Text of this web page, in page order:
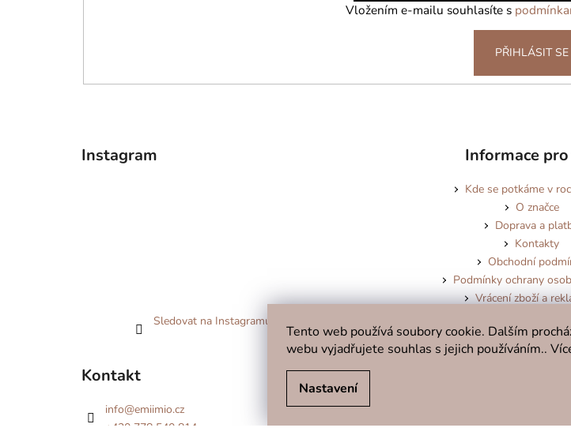
Tento web používá soubory cookie. Dalším
webu vyjadřujete souhlas s jejich používáním..
Nastavení
Vložením e-mailu souhlasíte s
PŘIHLÁSIT SE
Instagram
Sledovat na Instagramu
Informace
Kde se potkáme v
O značce
Doprava a
Kontakty
Obchodní
Podmínky ochrany
Vrácení zboží a
Kontakt
info@emiimio.cz
+420 778 540 814